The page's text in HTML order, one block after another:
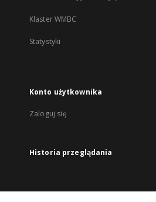
Klaster WMBC
Statystyki
Konto użytkownika
Zaloguj się
Historia przeglądania